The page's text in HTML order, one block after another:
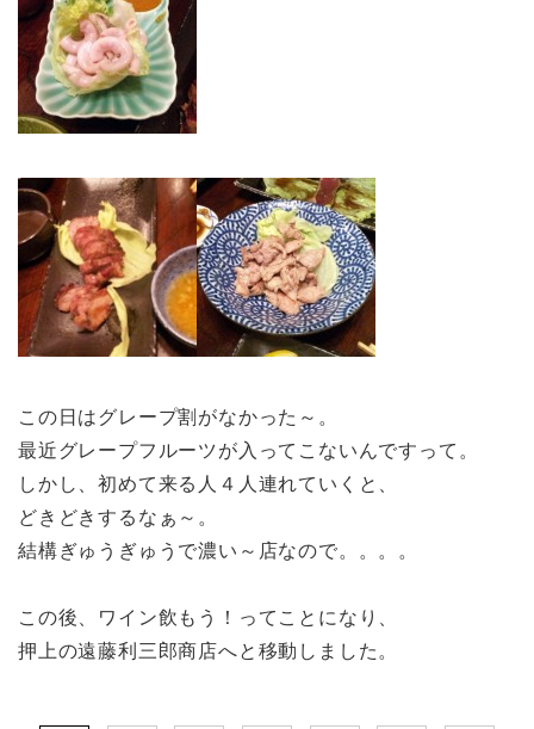
この日はグレープ割がなかった～。
最近グレープフルーツが入ってこないんですって。
しかし、初めて来る人４人連れていくと、
どきどきするなぁ～。
結構ぎゅうぎゅうで濃い～店なので。。。。
この後、ワイン飲もう！ってことになり、
押上の遠藤利三郎商店へと移動しました。